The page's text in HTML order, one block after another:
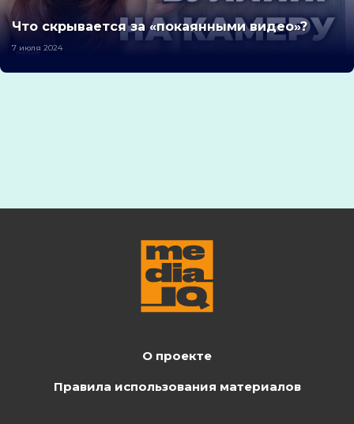
Что скрывается за «покаянными видео»?
7 июля 2024
О проекте
Правила использования материалов